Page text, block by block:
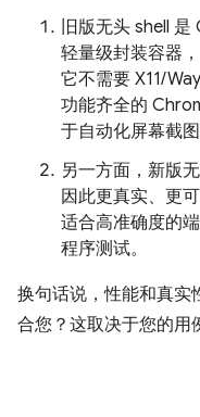
旧版无头 shell
轻量级封装容器
它不需要 X11/
功能齐全的
于自动化屏幕截
另一方面，新版
因此更真实、更
适合高准确度的
程序测试。
换句话说，性能和真实
合您？这取决于您的用